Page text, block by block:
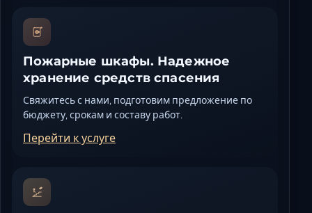
Пожарные шкафы. Надежное
хранение средств спасения
Свяжитесь с нами, подготовим предложение по
бюджету, срокам и составу работ.
Перейти к услуге